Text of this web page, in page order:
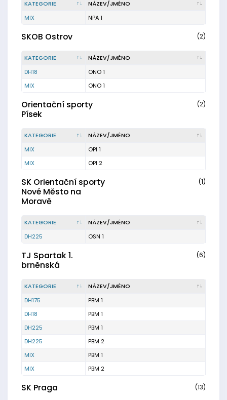
KATEGORIE
NÁZEV/JMÉNO
MIX
NPA 1
SKOB Ostrov (2)
KATEGORIE
NÁZEV/JMÉNO
DH18
ONO 1
MIX
ONO 1
Orientační sporty
Písek
(2)
KATEGORIE
NÁZEV/JMÉNO
MIX
OPI 1
MIX
OPI 2
SK Orientační sporty
Nové Město na
Moravě
(1)
KATEGORIE
NÁZEV/JMÉNO
DH225
OSN 1
TJ Spartak 1.
brněnská
(6)
KATEGORIE
NÁZEV/JMÉNO
DH175
PBM 1
DH18
PBM 1
DH225
PBM 1
DH225
PBM 2
MIX
PBM 1
MIX
PBM 2
SK Praga (13)